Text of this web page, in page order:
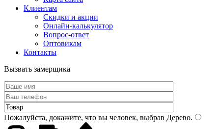
Клиентам
Скидки и акции
Онлайн-калькулятор
Вопрос-ответ
Оптовикам
Контакты
Вызвать замерщика
Пожалуйста, докажите, что вы человек, выбрав Дерево.